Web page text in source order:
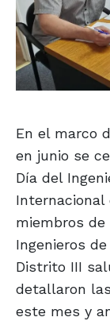
En el marco
en junio se
Día del
Internacional
miembros de
Ingenieros
Distrito III
detallaron
este mes y